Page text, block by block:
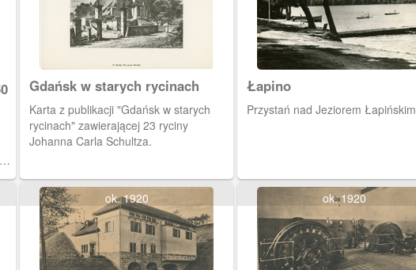
Gdańsk w starych rycinach
Karta z publikacji "Gdańsk w starych
rycinach" zawierającej 23 ryciny
Johanna Carla Schultza.
Łapino
Przystań nad Jeziorem Łapińskim
ok. 1920 ok. 1920